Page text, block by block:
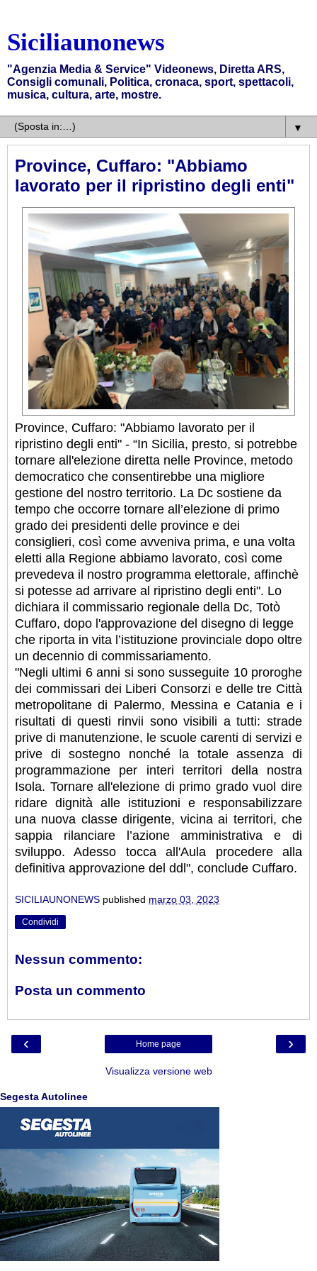
Siciliaunonews
"Agenzia Media & Service" Videonews, Diretta ARS,
Consigli comunali, Politica, cronaca, sport, spettacoli,
musica, cultura, arte, mostre.
▼
Province, Cuffaro: "Abbiamo
lavorato per il ripristino degli enti"
Province, Cuffaro: "Abbiamo lavorato per il
ripristino degli enti" - “In Sicilia, presto, si potrebbe
tornare all'elezione diretta nelle Province, metodo
democratico che consentirebbe una migliore
gestione del nostro territorio. La Dc sostiene da
tempo che occorre tornare all’elezione di primo
grado dei presidenti delle province e dei
consiglieri, così come avveniva prima, e una volta
eletti alla Regione abbiamo lavorato, così come
prevedeva il nostro programma elettorale, affinchè
si potesse ad arrivare al ripristino degli enti". Lo
dichiara il commissario regionale della Dc, Totò
Cuffaro, dopo l'approvazione del disegno di legge
che riporta in vita l’istituzione provinciale dopo oltre
un decennio di commissariamento.
"Negli ultimi 6 anni si sono susseguite 10 proroghe
dei commissari dei Liberi Consorzi e delle tre Città
metropolitane di Palermo, Messina e Catania e i
risultati di questi rinvii sono visibili a tutti: strade
prive di manutenzione, le scuole carenti di servizi e
prive di sostegno nonché la totale assenza di
programmazione per interi territori della nostra
Isola. Tornare all'elezione di primo grado vuol dire
ridare dignità alle istituzioni e responsabilizzare
una nuova classe dirigente, vicina ai territori, che
sappia rilanciare l’azione amministrativa e di
sviluppo. Adesso tocca all'Aula procedere alla
definitiva approvazione del ddl", conclude Cuffaro.
SICILIAUNONEWS published marzo 03, 2023
Condividi
Nessun commento:
Posta un commento
‹ ›
Home page
Visualizza versione web
Segesta Autolinee